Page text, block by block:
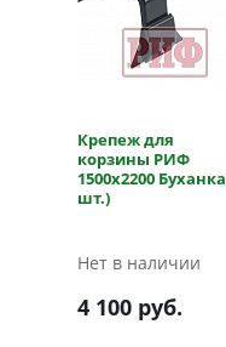
Крепеж для
корзины РИФ
1500х2200
шт.)
Нет в наличии
4 100 руб.